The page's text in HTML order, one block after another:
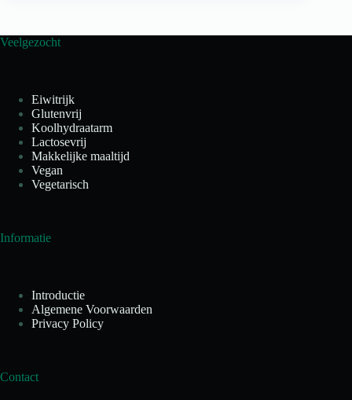
Veelgezocht
Eiwitrijk
Glutenvrij
Koolhydraatarm
Lactosevrij
Makkelijke maaltijd
Vegan
Vegetarisch
Informatie
Introductie
Algemene Voorwaarden
Privacy Policy
Contact